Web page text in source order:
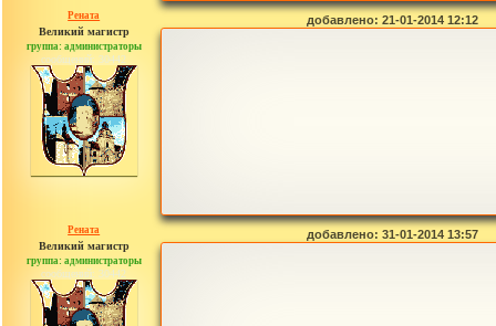
Рената
Великий магистр
группа: администраторы
сообщений: 30442
добавлено: 21-01-2014 12:12
Рената
Великий магистр
группа: администраторы
сообщений: 30442
добавлено: 31-01-2014 13:57